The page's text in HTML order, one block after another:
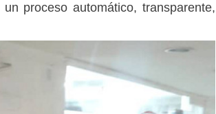
proceso automático, transparente,